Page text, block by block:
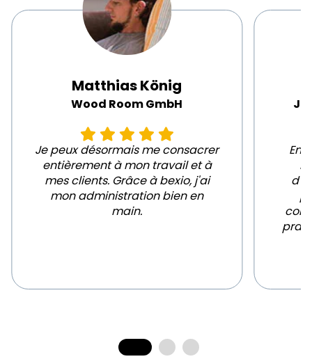
Matthias König
Wood Room GmbH
Je peux désormais me consacrer
entièrement à mon travail et à
mes clients. Grâce à bexio, j'ai
mon administration bien en
main.
En